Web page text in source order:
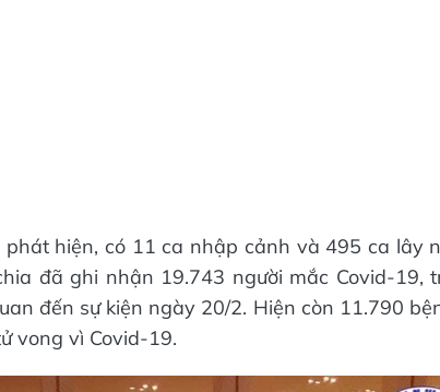
hiện, có 11 ca nhập cảnh và 495 ca lây
đã ghi nhận 19.743 người mắc Covid-19,
đến sự kiện ngày 20/2. Hiện còn 11.790
vong vì Covid-19.